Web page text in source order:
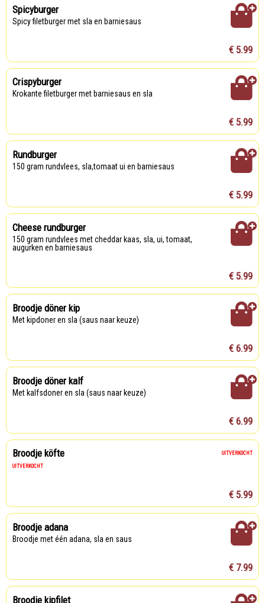
Spicyburger
Spicy filetburger met sla en barniesaus
€ 5.99
Crispyburger
Krokante filetburger met barniesaus en sla
€ 5.99
Rundburger
150 gram rundvlees, sla,tomaat ui en barniesaus
€ 5.99
Cheese rundburger
150 gram rundvlees met cheddar kaas, sla, ui, tomaat,
augurken en barniesaus
€ 5.99
Broodje döner kip
Met kipdoner en sla (saus naar keuze)
€ 6.99
Broodje döner kalf
Met kalfsdoner en sla (saus naar keuze)
€ 6.99
Broodje köfte
UITVERKOCHT
UITVERKOCHT
€ 5.99
Broodje adana
Broodje met één adana, sla en saus
€ 7.99
Broodje kipfilet